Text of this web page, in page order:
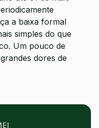
a baixa formal
simples do que
Um pouco de
dores de